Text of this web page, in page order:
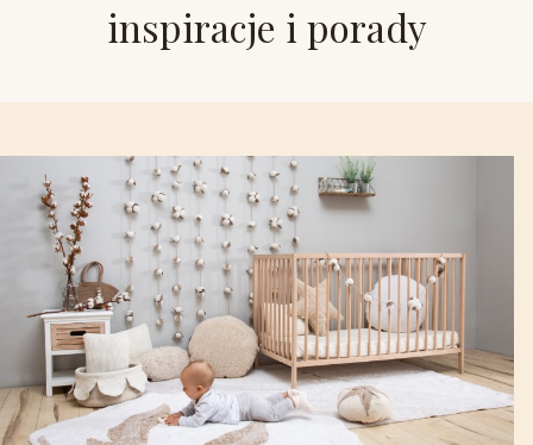
inspiracje i porady